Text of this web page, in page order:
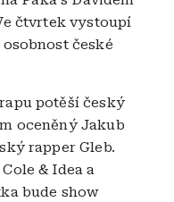
čtvrtek vystoupí
české
potěší český
oceněný Jakub
rapper Gleb.
& Idea a
bude show